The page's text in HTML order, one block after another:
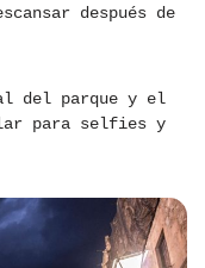
después de
del parque y el
para selfies y